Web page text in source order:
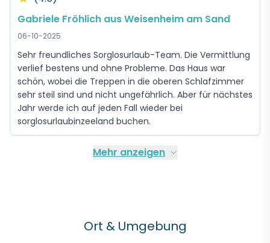
Gabriele Fröhlich aus Weisenheim am Sand
06-10-2025
Sehr freundliches Sorglosurlaub-Team. Die Vermittlung
verlief bestens und ohne Probleme. Das Haus war
schön, wobei die Treppen in die oberen Schlafzimmer
sehr steil sind und nicht ungefährlich. Aber für nächstes
Jahr werde ich auf jeden Fall wieder bei
sorglosurlaubinzeeland buchen.
Mehr anzeigen
Ort & Umgebung